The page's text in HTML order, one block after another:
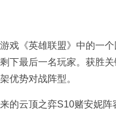
游戏《英雄联盟》中的一
下最后一名玩家。获胜
优势对战阵型。
的云顶之弈S10赌安妮